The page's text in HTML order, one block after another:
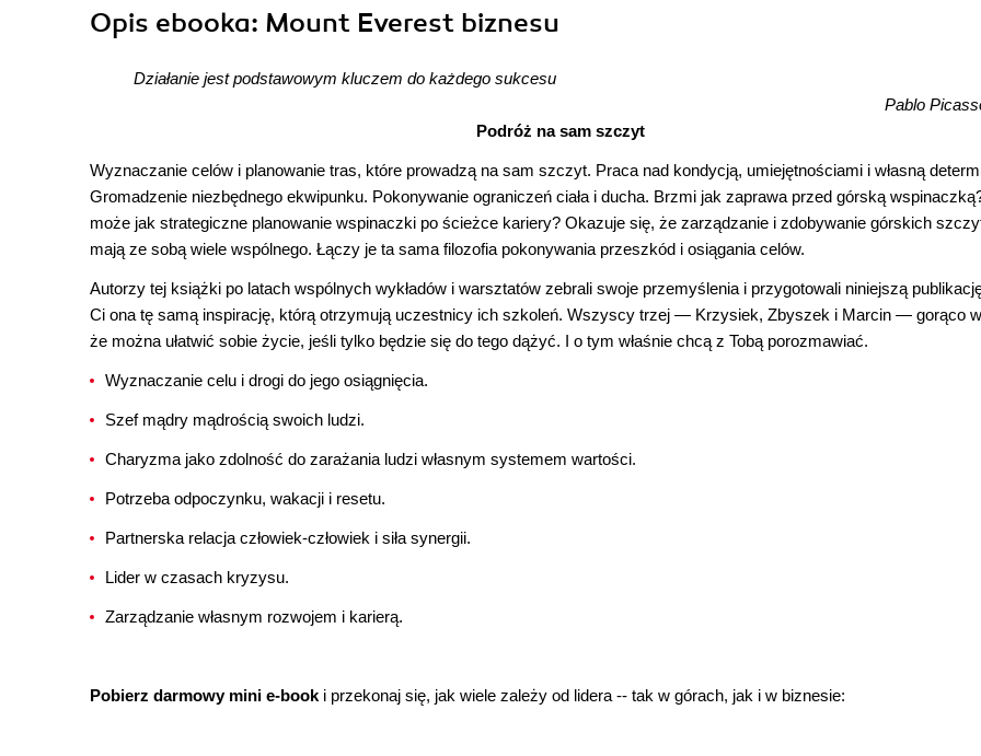
Opis ebooka: Mount Everest biznesu
Działanie jest podstawowym kluczem do każdego sukcesu
Pablo
Podróż na sam szczyt
Wyznaczanie celów i planowanie tras, które prowadzą na sam szczyt. Praca nad kondycją, umiejętnościami i własną
Gromadzenie niezbędnego ekwipunku. Pokonywanie ograniczeń ciała i ducha. Brzmi jak zaprawa przed górską
może jak strategiczne planowanie wspinaczki po ścieżce kariery? Okazuje się, że zarządzanie i zdobywanie górskich
mają ze sobą wiele wspólnego. Łączy je ta sama filozofia pokonywania przeszkód i osiągania celów.
Autorzy tej książki po latach wspólnych wykładów i warsztatów zebrali swoje przemyślenia i przygotowali niniejszą
Ci ona tę samą inspirację, którą otrzymują uczestnicy ich szkoleń. Wszyscy trzej — Krzysiek, Zbyszek i Marcin — gorąco
że można ułatwić sobie życie, jeśli tylko będzie się do tego dążyć. I o tym właśnie chcą z Tobą porozmawiać.
Wyznaczanie celu i drogi do jego osiągnięcia.
Szef mądry mądrością swoich ludzi.
Charyzma jako zdolność do zarażania ludzi własnym systemem wartości.
Potrzeba odpoczynku, wakacji i resetu.
Partnerska relacja człowiek-człowiek i siła synergii.
Lider w czasach kryzysu.
Zarządzanie własnym rozwojem i karierą.
Pobierz darmowy mini e-book i przekonaj się, jak wiele zależy od lidera -- tak w górach, jak i w biznesie: